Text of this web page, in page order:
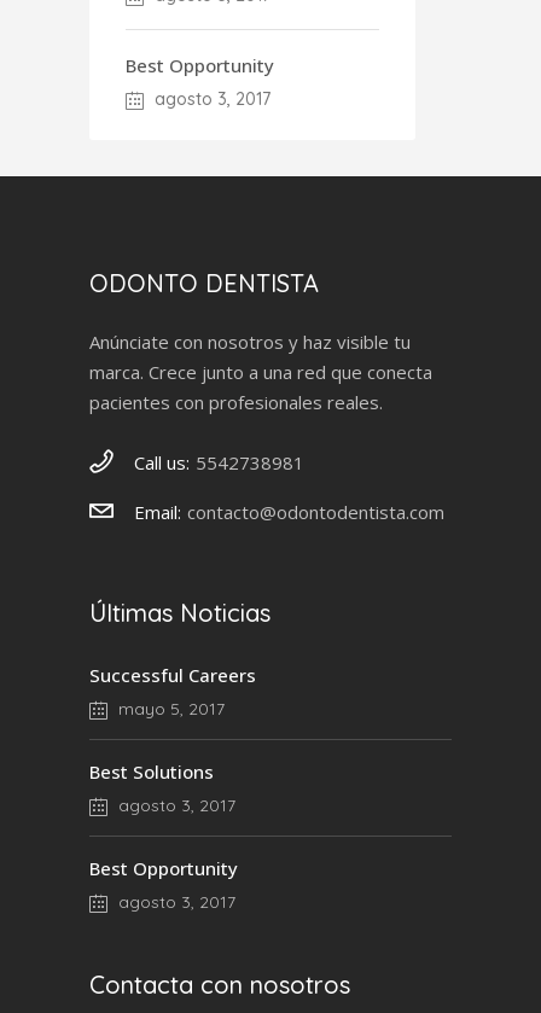
Best Opportunity
agosto 3, 2017
ODONTO DENTISTA
Anúnciate con nosotros y haz visible tu
marca. Crece junto a una red que conecta
pacientes con profesionales reales.
Call us: 5542738981
Email: contacto@odontodentista.com
Últimas Noticias
Successful Careers
mayo 5, 2017
Best Solutions
agosto 3, 2017
Best Opportunity
agosto 3, 2017
Contacta con nosotros